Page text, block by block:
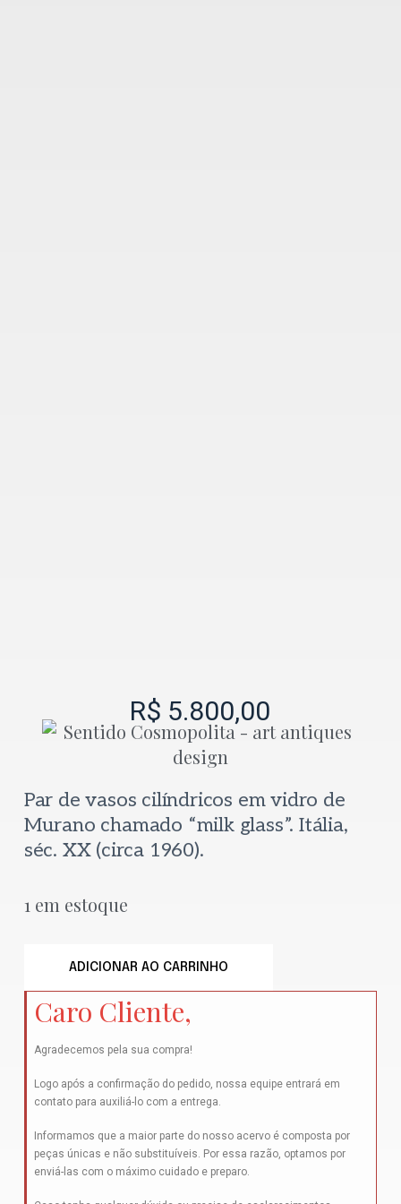
R$ 5.800,00
Par de vasos cilíndricos em vidro de
Murano chamado “milk glass”. Itália,
séc. XX (circa 1960).
1 em estoque
ADICIONAR AO CARRINHO
Caro Cliente,
Agradecemos pela sua compra!
Logo após a confirmação do pedido, nossa equipe entrará em
contato para auxiliá-lo com a entrega.
Informamos que a maior parte do nosso acervo é composta por
peças únicas e não substituíveis. Por essa razão, optamos por
enviá-las com o máximo cuidado e preparo.